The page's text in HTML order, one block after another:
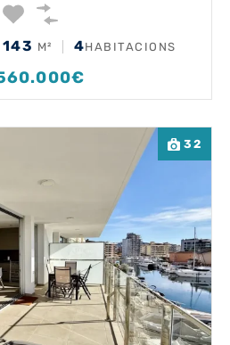
143 M² 4HABITACIONS
32